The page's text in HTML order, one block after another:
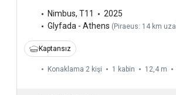
Nimbus, T11
2025
Glyfada - Athens ( Piraeus: 14 km
Kaptansız
Konaklama 2 kişi 1 kabin 12,4 m